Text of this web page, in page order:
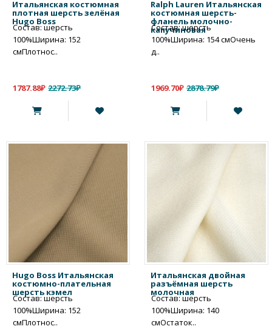
Итальянская костюмная
плотная шерсть зелёная
Hugo Boss
Состав: шерсть
100%Ширина: 152
смПлотнос..
1787.88₽ 2272.73₽
Ralph Lauren Итальянская
костюмная шерсть-
фланель молочно-
капучиновая
Состав: шерсть
100%Ширина: 154 смОчень
д..
1969.70₽ 2878.79₽
Hugo Boss Итальянская
костюмно-плательная
шерсть кэмел
Состав: шерсть
100%Ширина: 152
смПлотнос..
Итальянская двойная
разъёмная шерсть
молочная
Состав: шерсть
100%Ширина: 140
смОстаток..